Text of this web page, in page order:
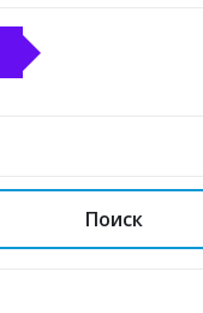
Поиск